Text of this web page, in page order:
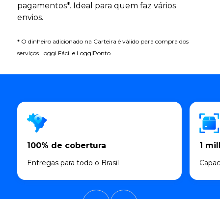
pagamentos*. Ideal para quem faz vários
envios.
* O dinheiro adicionado na Carteira é válido para compra dos
serviços Loggi Fácil e LoggiPonto.
100% de cobertura
Entregas para todo o Brasil
1